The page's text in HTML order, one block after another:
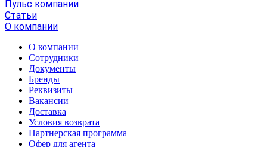
Пульс компании
Статьи
О компании
О компании
Сотрудники
Документы
Бренды
Реквизиты
Вакансии
Доставка
Условия возврата
Партнерская программа
Офер для агента